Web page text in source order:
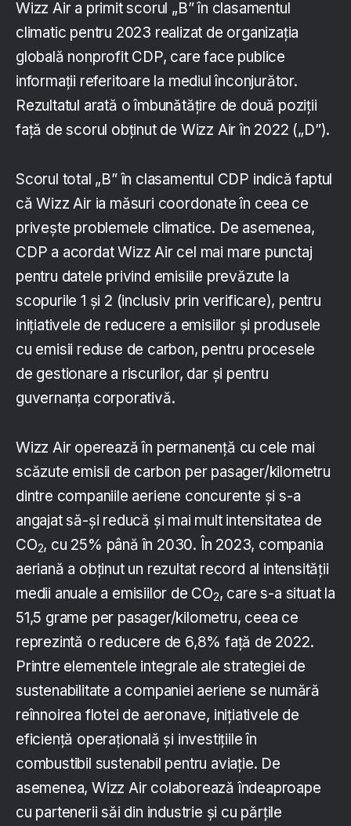
Wizz Air a primit scorul „B” în clasamentul
climatic pentru 2023 realizat de organizația
globală nonprofit CDP, care face publice
informații referitoare la mediul înconjurător.
Rezultatul arată o îmbunătățire de două poziții
față de scorul obținut de Wizz Air în 2022 („D”).
Scorul total „B” în clasamentul CDP indică faptul
că Wizz Air ia măsuri coordonate în ceea ce
privește problemele climatice. De asemenea,
CDP a acordat Wizz Air cel mai mare punctaj
pentru datele privind emisiile prevăzute la
scopurile 1 și 2 (inclusiv prin verificare), pentru
inițiativele de reducere a emisiilor și produsele
cu emisii reduse de carbon, pentru procesele
de gestionare a riscurilor, dar și pentru
guvernanța corporativă.
Wizz Air operează în permanență cu cele mai
scăzute emisii de carbon per pasager/kilometru
dintre companiile aeriene concurente și s-a
angajat să-și reducă și mai mult intensitatea de
CO2, cu 25% până în 2030. În 2023, compania
aeriană a obținut un rezultat record al intensității
medii anuale a emisiilor de CO2, care s-a situat la
51,5 grame per pasager/kilometru, ceea ce
reprezintă o reducere de 6,8% față de 2022.
Printre elementele integrale ale strategiei de
sustenabilitate a companiei aeriene se numără
reînnoirea flotei de aeronave, inițiativele de
eficiență operațională și investițiile în
combustibil sustenabil pentru aviație. De
asemenea, Wizz Air colaborează îndeaproape
cu partenerii săi din industrie și cu părțile